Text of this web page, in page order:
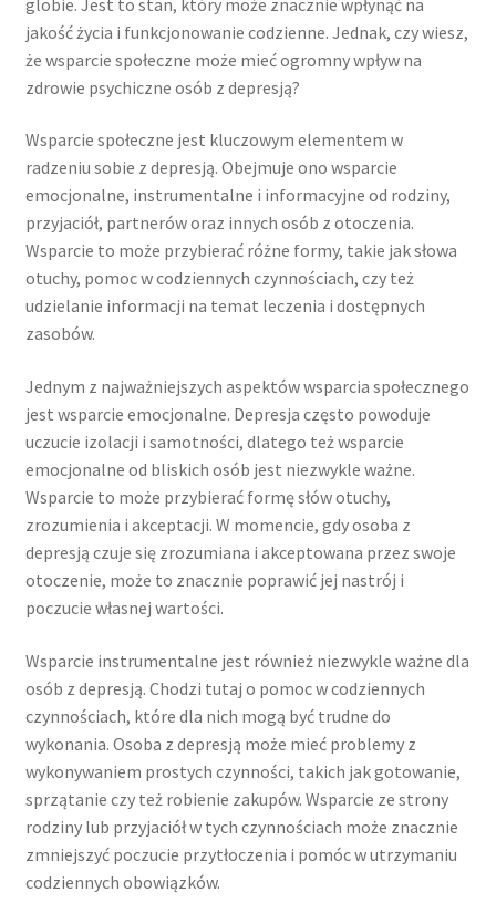
jakość życia i funkcjonowanie codzienne. Jednak, czy wiesz,
że wsparcie społeczne może mieć ogromny wpływ na
zdrowie psychiczne osób z depresją?
Wsparcie społeczne jest kluczowym elementem w
radzeniu sobie z depresją. Obejmuje ono wsparcie
emocjonalne, instrumentalne i informacyjne od rodziny,
przyjaciół, partnerów oraz innych osób z otoczenia.
Wsparcie to może przybierać różne formy, takie jak słowa
otuchy, pomoc w codziennych czynnościach, czy też
udzielanie informacji na temat leczenia i dostępnych
zasobów.
Jednym z najważniejszych aspektów wsparcia społecznego
jest wsparcie emocjonalne. Depresja często powoduje
uczucie izolacji i samotności, dlatego też wsparcie
emocjonalne od bliskich osób jest niezwykle ważne.
Wsparcie to może przybierać formę słów otuchy,
zrozumienia i akceptacji. W momencie, gdy osoba z
depresją czuje się zrozumiana i akceptowana przez swoje
otoczenie, może to znacznie poprawić jej nastrój i
poczucie własnej wartości.
Wsparcie instrumentalne jest również niezwykle ważne dla
osób z depresją. Chodzi tutaj o pomoc w codziennych
czynnościach, które dla nich mogą być trudne do
wykonania. Osoba z depresją może mieć problemy z
wykonywaniem prostych czynności, takich jak gotowanie,
sprzątanie czy też robienie zakupów. Wsparcie ze strony
rodziny lub przyjaciół w tych czynnościach może znacznie
zmniejszyć poczucie przytłoczenia i pomóc w utrzymaniu
codziennych obowiązków.